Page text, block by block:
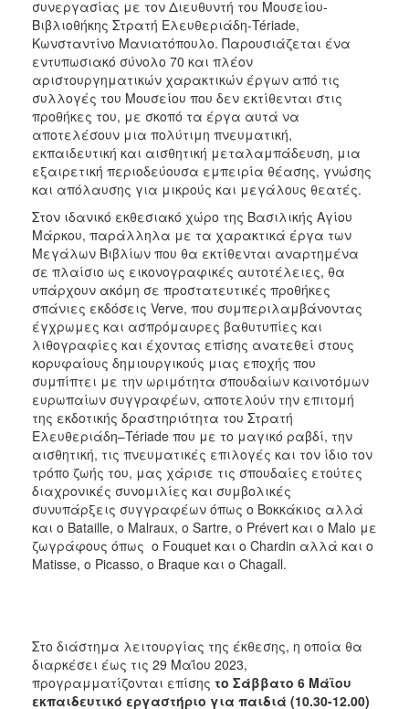
συνεργασίας με τον Διευθυντή του Μουσείου-
Βιβλιοθήκης Στρατή Ελευθεριάδη-Tériade,
Κωνσταντίνο Μανιατόπουλο. Παρουσιάζεται ένα
εντυπωσιακό σύνολο 70 και πλέον
αριστουργηματικών χαρακτικών έργων από τις
συλλογές του Μουσείου που δεν εκτίθενται στις
προθήκες του, με σκοπό τα έργα αυτά να
αποτελέσουν μια πολύτιμη πνευματική,
εκπαιδευτική και αισθητική μεταλαμπάδευση, μια
εξαιρετική περιοδεύουσα εμπειρία θέασης, γνώσης
και απόλαυσης για μικρούς και μεγάλους θεατές.
Στον ιδανικό εκθεσιακό χώρο της Βασιλικής Αγίου
Μάρκου, παράλληλα με τα χαρακτικά έργα των
Μεγάλων Βιβλίων που θα εκτίθενται αναρτημένα
σε πλαίσιο ως εικονογραφικές αυτοτέλειες, θα
υπάρχουν ακόμη σε προστατευτικές προθήκες
σπάνιες εκδόσεις Verve, που συμπεριλαμβάνοντας
έγχρωμες και ασπρόμαυρες βαθυτυπίες και
λιθογραφίες και έχοντας επίσης ανατεθεί στους
κορυφαίους δημιουργικούς μιας εποχής που
συμπίπτει με την ωριμότητα σπουδαίων καινοτόμων
ευρωπαίων συγγραφέων, αποτελούν την επιτομή
της εκδοτικής δραστηριότητα του Στρατή
Ελευθεριάδη–Tériade που με το μαγικό ραβδί, την
αισθητική, τις πνευματικές επιλογές και τον ίδιο τον
τρόπο ζωής του, μας χάρισε τις σπουδαίες ετούτες
διαχρονικές συνομιλίες και συμβολικές
συνυπάρξεις συγγραφέων όπως ο Βοκκάκιος αλλά
και ο Bataille, ο Malraux, ο Sartre, ο Prévert και ο Malo με
ζωγράφους όπως ο Fouquet και ο Chardin αλλά και ο
Matisse, ο Picasso, ο Braque και ο Chagall.
Στο διάστημα λειτουργίας της έκθεσης, η οποία θα
διαρκέσει έως τις 29 Μαΐου 2023,
προγραμματίζονται επίσης το Σάββατο 6 Μάϊου
εκπαιδευτικό εργαστήριο για παιδιά (10.30-12.00)